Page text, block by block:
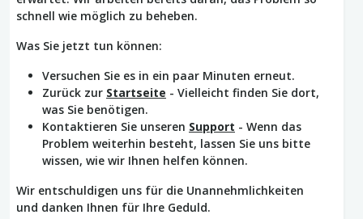
schnell wie möglich zu beheben.
Was Sie jetzt tun können:
Versuchen Sie es in ein paar Minuten erneut.
Zurück zur Startseite - Vielleicht finden Sie dort,
was Sie benötigen.
Kontaktieren Sie unseren Support - Wenn das
Problem weiterhin besteht, lassen Sie uns bitte
wissen, wie wir Ihnen helfen können.
Wir entschuldigen uns für die Unannehmlichkeiten
und danken Ihnen für Ihre Geduld.